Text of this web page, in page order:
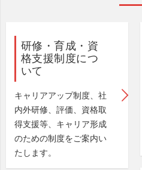
研修・育成・資
格支援制度につ
いて
キャリアアップ制度、社
内外研修、評価、資格取
得支援等、キャリア形成
のための制度をご案内い
たします。